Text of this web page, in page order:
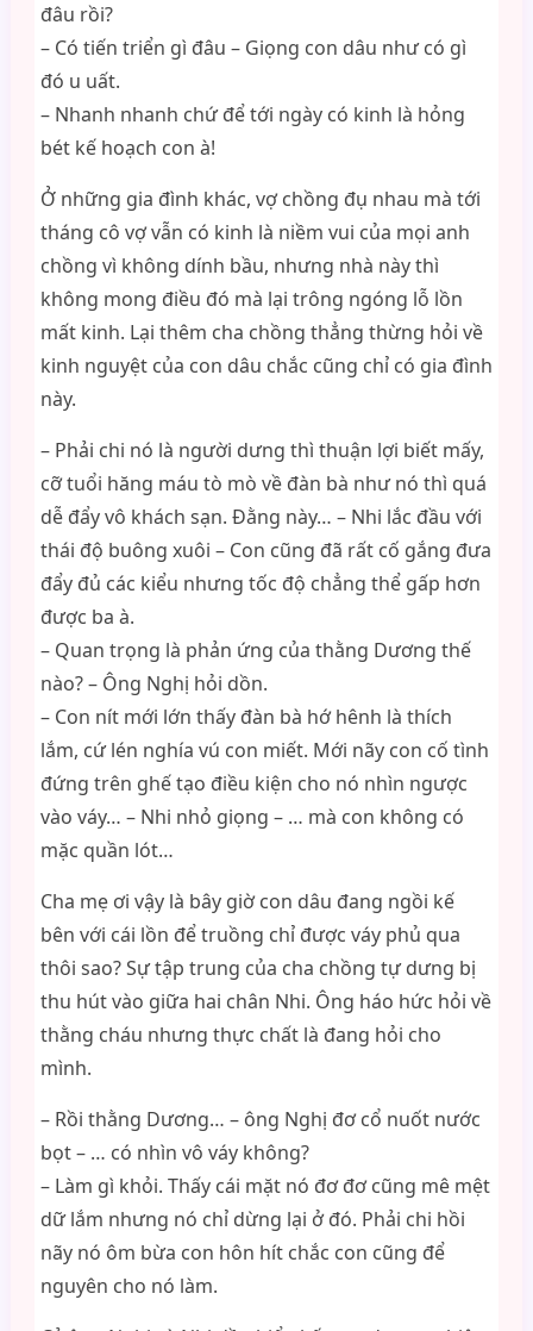
đâu rồi?
– Có tiến triển gì đâu – Giọng con dâu như có gì
đó u uất.
– Nhanh nhanh chứ để tới ngày có kinh là hỏng
bét kế hoạch con à!
Ở những gia đình khác, vợ chồng đụ nhau mà tới
tháng cô vợ vẫn có kinh là niềm vui của mọi anh
chồng vì không dính bầu, nhưng nhà này thì
không mong điều đó mà lại trông ngóng lỗ lồn
mất kinh. Lại thêm cha chồng thẳng thừng hỏi về
kinh nguyệt của con dâu chắc cũng chỉ có gia đình
này.
– Phải chi nó là người dưng thì thuận lợi biết mấy,
cỡ tuổi hăng máu tò mò về đàn bà như nó thì quá
dễ đẩy vô khách sạn. Đằng này… – Nhi lắc đầu với
thái độ buông xuôi – Con cũng đã rất cố gắng đưa
đẩy đủ các kiểu nhưng tốc độ chẳng thể gấp hơn
được ba à.
– Quan trọng là phản ứng của thằng Dương thế
nào? – Ông Nghị hỏi dồn.
– Con nít mới lớn thấy đàn bà hớ hênh là thích
lắm, cứ lén nghía vú con miết. Mới nãy con cố tình
đứng trên ghế tạo điều kiện cho nó nhìn ngược
vào váy… – Nhi nhỏ giọng – … mà con không có
mặc quần lót…
Cha mẹ ơi vậy là bây giờ con dâu đang ngồi kế
bên với cái lồn để truồng chỉ được váy phủ qua
thôi sao? Sự tập trung của cha chồng tự dưng bị
thu hút vào giữa hai chân Nhi. Ông háo hức hỏi về
thằng cháu nhưng thực chất là đang hỏi cho
mình.
– Rồi thằng Dương… – ông Nghị đơ cổ nuốt nước
bọt – … có nhìn vô váy không?
– Làm gì khỏi. Thấy cái mặt nó đơ đơ cũng mê mệt
dữ lắm nhưng nó chỉ dừng lại ở đó. Phải chi hồi
nãy nó ôm bừa con hôn hít chắc con cũng để
nguyên cho nó làm.